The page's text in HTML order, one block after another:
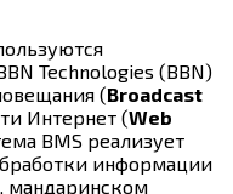
Technologies (BBN)
(Broadcast
Интернет (Web
BMS реализует
информации
мандаринском